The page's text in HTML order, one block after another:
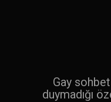
Gay
duymadığı